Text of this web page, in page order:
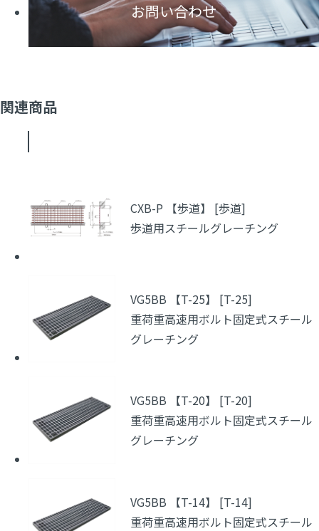
お問い合わせ
関連商品
CXB-P 【歩道】 [歩道]
歩道用スチールグレーチング
VG5BB 【T-25】 [T-25]
重荷重高速用ボルト固定式スチール
グレーチング
VG5BB 【T-20】 [T-20]
重荷重高速用ボルト固定式スチール
グレーチング
VG5BB 【T-14】 [T-14]
重荷重高速用ボルト固定式スチール